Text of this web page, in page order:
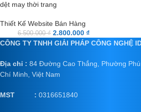
dệt may thời trang
Thiết Kế Website Bán Hàng
6.500.000₫ 2.800.000 ₫
CÔNG TY TNHH GIẢI PHÁP CÔNG NGHỆ
Địa chỉ : 84 Đường Cao Thắng, Phường
Chí Minh, Việt Nam
MST : 0316651840